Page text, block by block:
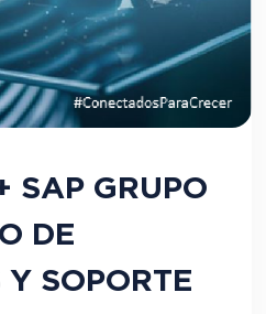
SAP GRUPO
DE
SOPORTE